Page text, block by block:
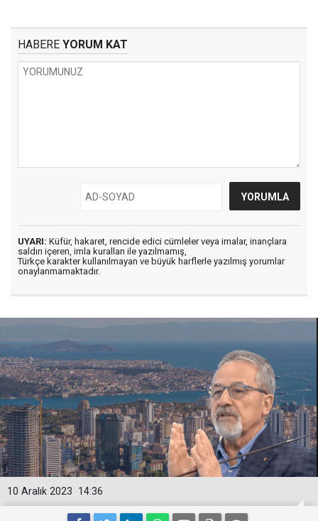
HABERE YORUM KAT
UYARI: Küfür, hakaret, rencide edici cümleler veya imalar, inançlara
saldırı içeren, imla kuralları ile yazılmamış,
Türkçe karakter kullanılmayan ve büyük harflerle yazılmış yorumlar
onaylanmamaktadır.
14:36
10 Aralık 2023